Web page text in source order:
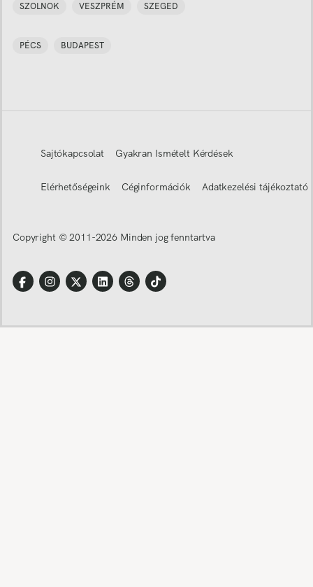
SZOLNOK VESZPRÉM SZEGED
PÉCS BUDAPEST
Sajtókapcsolat Gyakran Ismételt Kérdések
Elérhetőségeink Céginformációk Adatkezelési tájékoztató
Copyright © 2011-2026 Minden jog fenntartva